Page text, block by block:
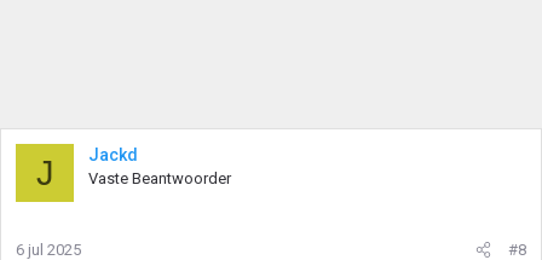
J Jackd
Vaste Beantwoorder
6 jul 2025 #8